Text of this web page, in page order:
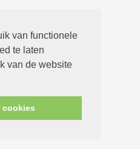
van functionele
te laten
van de website
cookies